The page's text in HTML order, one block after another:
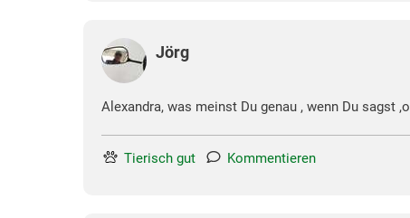
Jörg
Alexandra, was meinst Du genau , wenn Du sagst
Tierisch gut Kommentieren